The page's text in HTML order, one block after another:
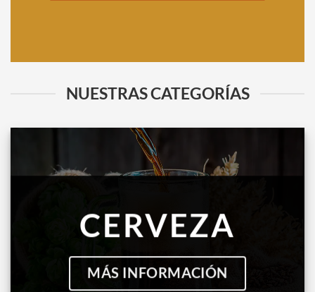
NUESTRAS CATEGORÍAS
CERVEZA
MÁS INFORMACIÓN